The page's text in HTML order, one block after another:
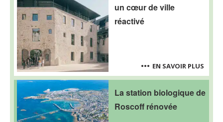
un cœur de ville
réactivé
EN SAVOIR PLUS
La station biologique de
Roscoff rénovée